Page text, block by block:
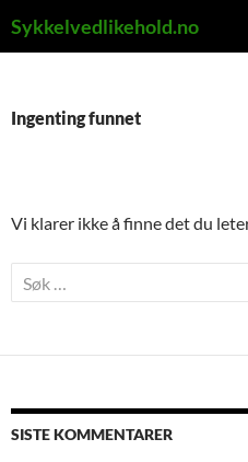
tilSykkelvedlikehold.no
Ingenting funnet
Vi klarer ikke å finne det du
Søk
etter:
SISTE KOMMENTARER